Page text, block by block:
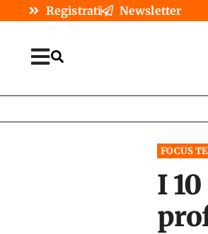
Registrati Newsletter
FOCUS
I